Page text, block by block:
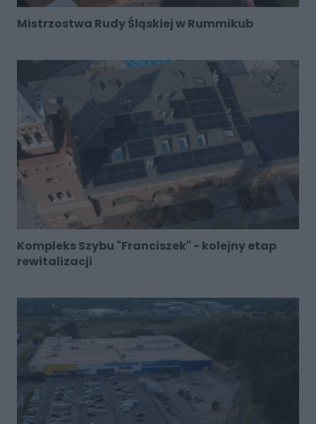
Mistrzostwa Rudy Śląskiej w Rummikub
Kompleks Szybu "Franciszek" - kolejny etap
rewitalizacji